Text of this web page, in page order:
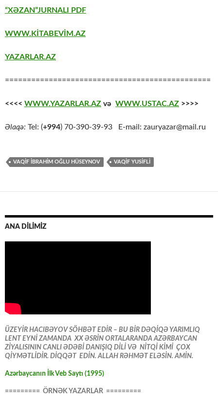
“XƏZAN”JURNALI PDF
WWW.KİTABEVİM.AZ
YAZARLAR.AZ
===============================================
<<<< WWW.YAZARLAR.AZ və WWW.USTAC.AZ >>>>
Əlaqə: Tel: (+994) 70-390-39-93 E-mail: zauryazar@mail.ru
VAQIF İBRAHIM OĞLU HÜSEYNOV VAQİF YUSİFLİ
ANA DİLİMİZ
ÜZEYİR HACIBƏYOV SÖHBƏT EDİR – BU BİR DƏQİQƏ YARIMLIQ
LENT EYNİ ZAMANDA XX ƏSRİN ORTALARANDA AZƏRBAYCAN
ZİYALISININ CANLI ƏDƏBİ DANIŞIQ DİLİ VƏ NİTQİ KİMİ ÇOX
QİYMƏTLİDİR. DİQQƏT EDİN. ALLAH RƏHMƏT ELƏSİN. AMİN.
Azərbaycanın İlk Veb Saytı (1995)
========= ÖRNƏK YAZARLAR =========